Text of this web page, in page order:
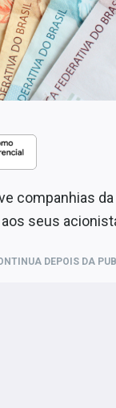
companhias
seus
DEPOIS DA